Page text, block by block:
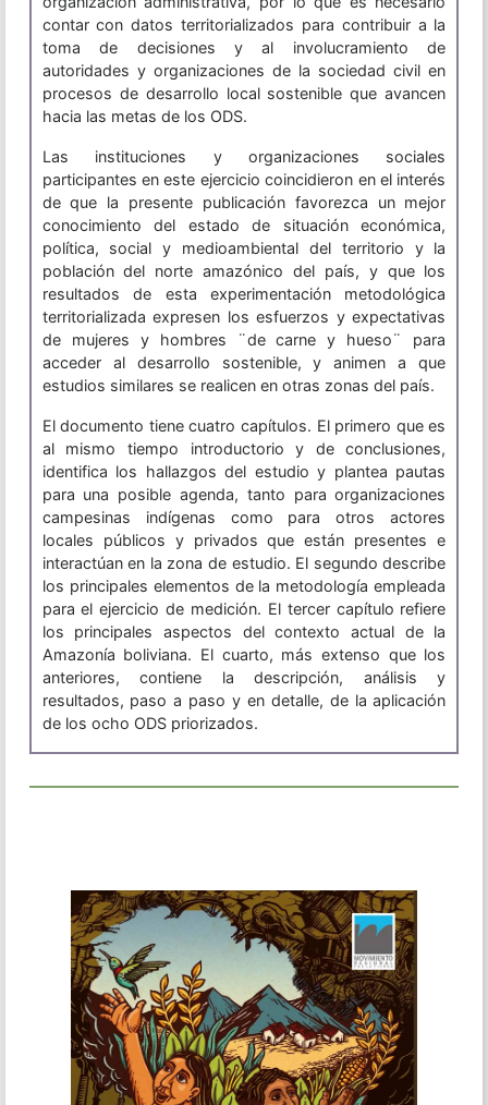
contar con datos territorializados para contribuir a la
toma de decisiones y al involucramiento de
autoridades y organizaciones de la sociedad civil en
procesos de desarrollo local sostenible que avancen
hacia las metas de los ODS.
Las instituciones y organizaciones sociales
participantes en este ejercicio coincidieron en el interés
de que la presente publicación favorezca un mejor
conocimiento del estado de situación económica,
política, social y medioambiental del territorio y la
población del norte amazónico del país, y que los
resultados de esta experimentación metodológica
territorializada expresen los esfuerzos y expectativas
de mujeres y hombres ¨de carne y hueso¨ para
acceder al desarrollo sostenible, y animen a que
estudios similares se realicen en otras zonas del país.
El documento tiene cuatro capítulos. El primero que es
al mismo tiempo introductorio y de conclusiones,
identifica los hallazgos del estudio y plantea pautas
para una posible agenda, tanto para organizaciones
campesinas indígenas como para otros actores
locales públicos y privados que están presentes e
interactúan en la zona de estudio. El segundo describe
los principales elementos de la metodología empleada
para el ejercicio de medición. El tercer capítulo refiere
los principales aspectos del contexto actual de la
Amazonía boliviana. El cuarto, más extenso que los
anteriores, contiene la descripción, análisis y
resultados, paso a paso y en detalle, de la aplicación
de los ocho ODS priorizados.